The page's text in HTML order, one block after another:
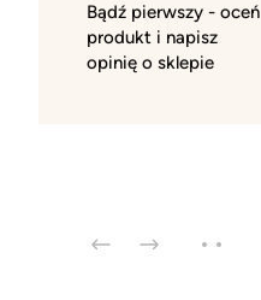
Bądź pierwszy - oceń
produkt i napisz
opinię o sklepie